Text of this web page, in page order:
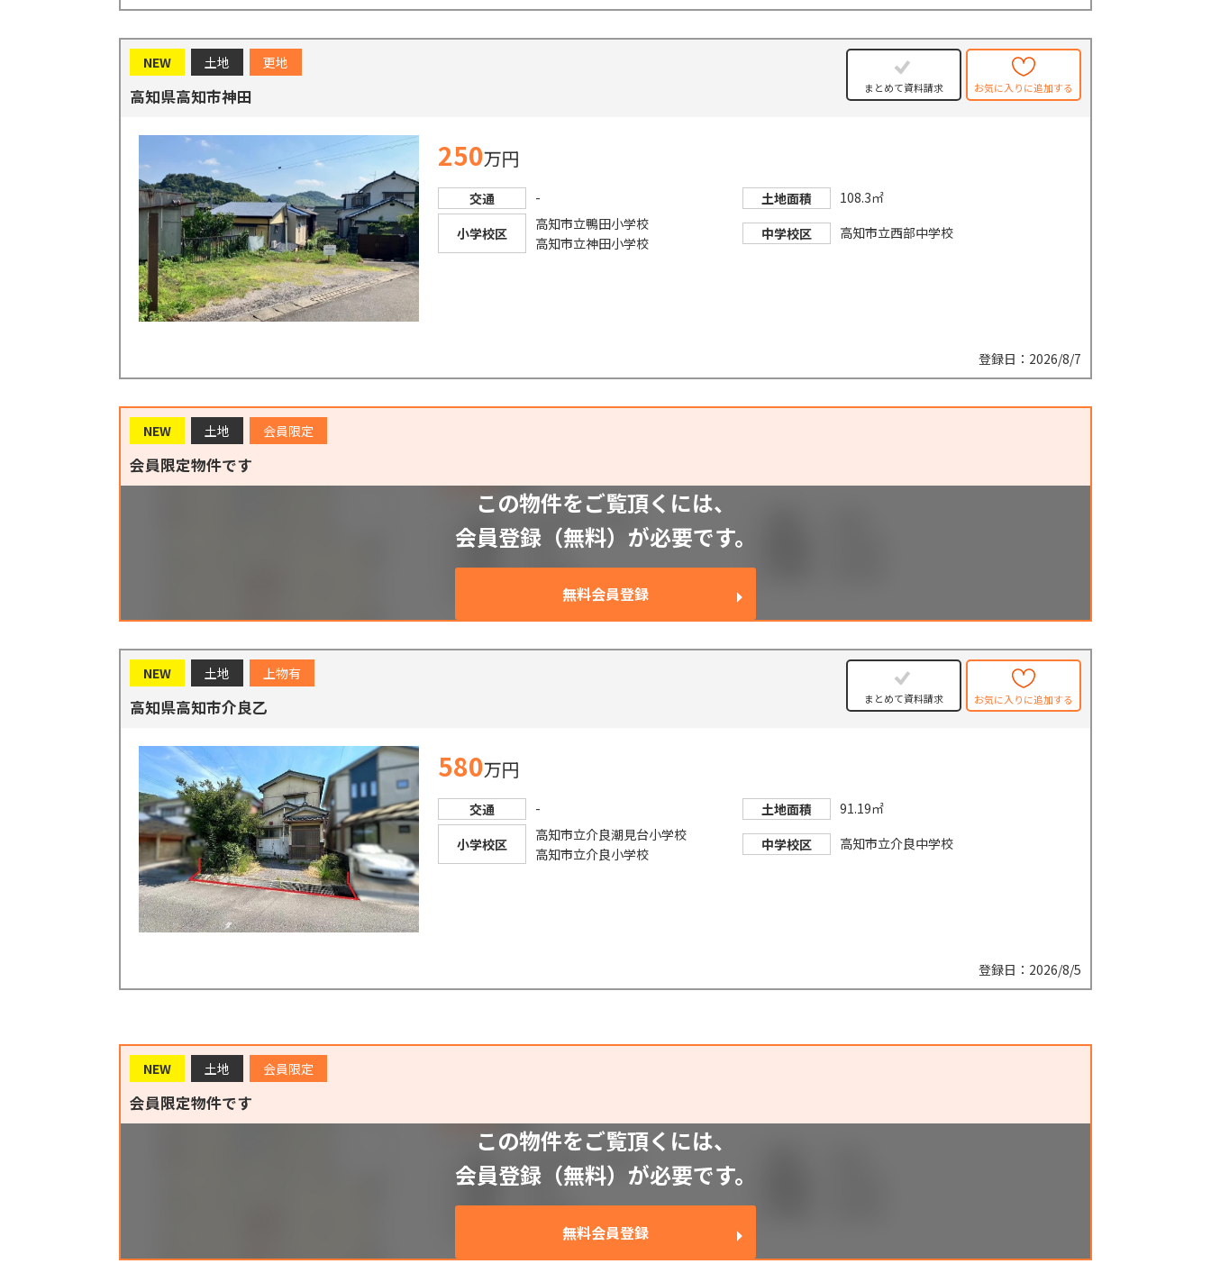
NEW 土地 更地
高知県高知市神田 まとめて資料請求 お気に入りに追加する
250万円
交通 - 土地面積
108.3㎡
小学校区
高知市立鴨田小学校
高知市立神田小学校
中学校区 高知市立西部中学校
登録日：2026/8/7
NEW 土地 会員限定
会員限定物件です
この物件をご覧頂くには、
会員登録（無料）が必要です。
無料会員登録
NEW 土地 上物有
高知県高知市介良乙 まとめて資料請求 お気に入りに追加する
580万円
交通 - 土地面積
91.19㎡
小学校区
高知市立介良潮見台小学校
高知市立介良小学校
中学校区 高知市立介良中学校
登録日：2026/8/5
93
NEW 土地 会員限定
会員限定物件です
この物件をご覧頂くには、
会員登録（無料）が必要です。
無料会員登録